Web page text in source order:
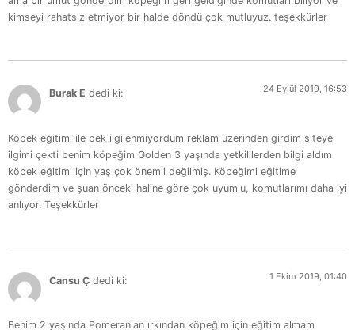
kimseyi rahatsız etmiyor bir halde döndü çok mutluyuz. teşekkürler
Burak E dedi ki: 24 Eylül 2019, 16:53
Köpek eğitimi ile pek ilgilenmiyordum reklam üzerinden girdim siteye
ilgimi çekti benim köpeğim Golden 3 yaşında yetkililerden bilgi aldım
köpek eğitimi için yaş çok önemli değilmiş. Köpeğimi eğitime
gönderdim ve şuan önceki haline göre çok uyumlu, komutlarımı daha iyi
anlıyor. Teşekkürler
Cansu Ç dedi ki: 1 Ekim 2019, 01:40
Benim 2 yaşında Pomeranian ırkından köpeğim için eğitim almam